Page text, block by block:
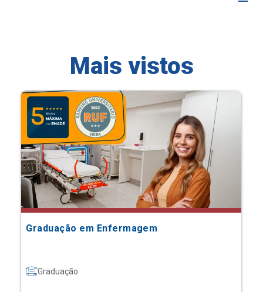
Mais vistos
Graduação em Enfermagem
Graduação